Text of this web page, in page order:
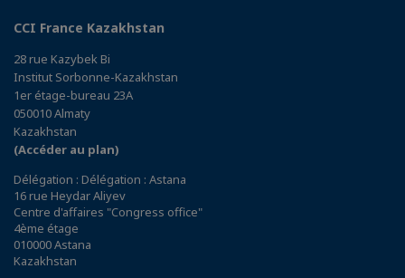
CCI France Kazakhstan
28 rue Kazybek Bi
Institut Sorbonne-Kazakhstan
1er étage-bureau 23A
050010 Almaty
Kazakhstan
(Accéder au plan)
Délégation : Délégation : Astana
16 rue Heydar Aliyev
Centre d'affaires "Congress office"
4ème étage
010000 Astana
Kazakhstan